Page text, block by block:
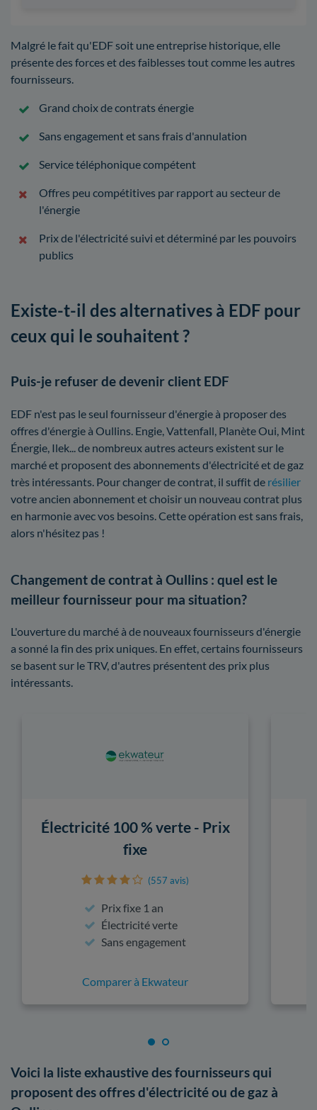
Malgré le fait qu'EDF soit une entreprise historique, elle
présente des forces et des faiblesses tout comme les autres
fournisseurs.
Grand choix de contrats énergie
Sans engagement et sans frais d'annulation
Service téléphonique compétent
Offres peu compétitives par rapport au secteur de
l'énergie
Prix de l'électricité suivi et déterminé par les pouvoirs
publics
Existe-t-il des alternatives à EDF pour
ceux qui le souhaitent ?
Puis-je refuser de devenir client EDF
EDF n'est pas le seul fournisseur d'énergie à proposer des
offres d'énergie à Oullins. Engie, Vattenfall, Planète Oui, Mint
Énergie, Ilek... de nombreux autres acteurs existent sur le
marché et proposent des abonnements d'électricité et de gaz
très intéressants. Pour changer de contrat, il suffit de résilier
votre ancien abonnement et choisir un nouveau contrat plus
en harmonie avec vos besoins. Cette opération est sans frais,
alors n'hésitez pas !
Changement de contrat à Oullins : quel est le
meilleur fournisseur pour ma situation?
L'ouverture du marché à de nouveaux fournisseurs d'énergie
a sonné la fin des prix uniques. En effet, certains fournisseurs
se basent sur le TRV, d'autres présentent des prix plus
intéressants.
Électricité 100 % verte - Prix
fixe
(557 avis)
Prix fixe 1 an
Électricité verte
Sans engagement
Comparer à Ekwateur
Voici la liste exhaustive des fournisseurs qui
proposent des offres d'électricité ou de gaz à